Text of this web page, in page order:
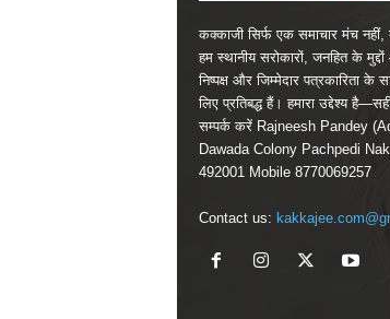
कक्काजी सिर्फ एक समाचार मंच
हम स्थानीय सरोकारों, जनहित के
निष्पक्ष और जिम्मेदार पत्रकारिता
लिए प्रतिबद्ध हैं। हमारा उद्देश्य
सम्पर्क करें Rajneesh Pandey
Dawada Colony Pachpedi
492001 Mobile 8770069257
Contact us: